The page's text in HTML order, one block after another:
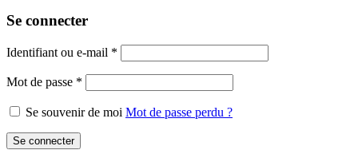
Se connecter
Identifiant ou e-mail *
Mot de passe *
Se souvenir de moi Mot de passe perdu ?
Se connecter